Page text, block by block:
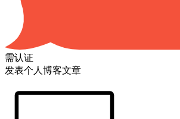
需认证
发表个人博客文章